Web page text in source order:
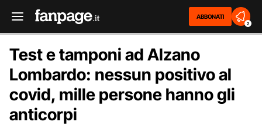
ABBONATI
2
Test e tamponi ad Alzano
Lombardo: nessun positivo al
covid, mille persone hanno gli
anticorpi